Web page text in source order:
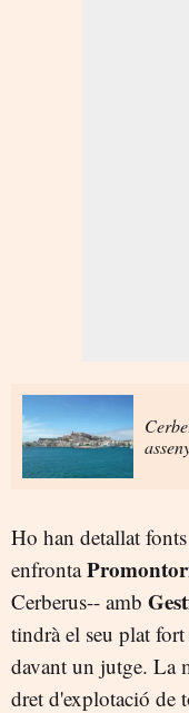
Ho han detallat
enfronta
Cerberus-- amb
tindrà el seu plat fort
davant un jutge. La
dret d'explotació de